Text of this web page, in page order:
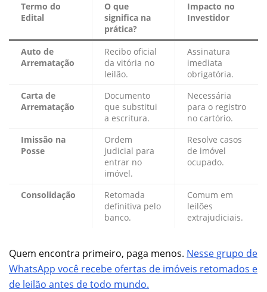
Termo do
Edital
O que
significa na
prática?
Impacto no
Investidor
Auto de
Arrematação
Recibo oficial
da vitória no
leilão.
Assinatura
imediata
obrigatória.
Carta de
Arrematação
Documento
que substitui
a escritura.
Necessária
para o registro
no cartório.
Imissão na
Posse
Ordem
judicial para
entrar no
imóvel.
Resolve casos
de imóvel
ocupado.
Consolidação
Retomada
definitiva pelo
banco.
Comum em
leilões
extrajudiciais.
Quem encontra primeiro, paga menos. Nesse grupo de
WhatsApp você recebe ofertas de imóveis retomados e
de leilão antes de todo mundo.